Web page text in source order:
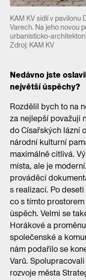
KAM KV sídlí v pavilonu
Varech. Na jeho novou
urbanisticko-
Zdroj: KAM KV
Nedávno jste
největší úspěchy?
Rozdělil bych to na
za nejlepší považuji
do Císařských lázní
národní kulturní
maximálně citlivá.
místa, ale je
prováděcí
s realizací. Po
co s tímto
úspěch. Velmi se
Horákové a
společenské a
nám podařilo se
Varů.
rozvoje města